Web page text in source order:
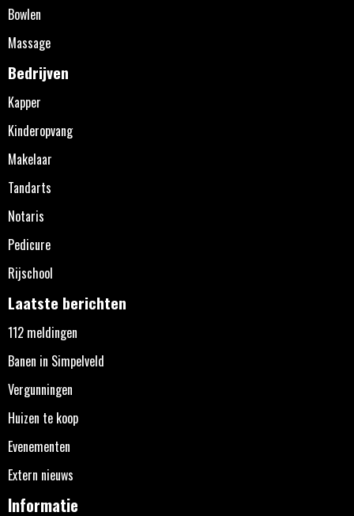
Bowlen
Massage
Bedrijven
Kapper
Kinderopvang
Makelaar
Tandarts
Notaris
Pedicure
Rijschool
Laatste berichten
112 meldingen
Banen in Simpelveld
Vergunningen
Huizen te koop
Evenementen
Extern nieuws
Informatie